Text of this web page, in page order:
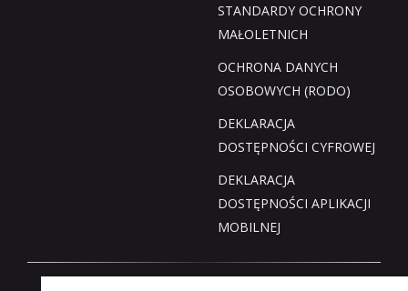
STANDARDY OCHRONY
MAŁOLETNICH
OCHRONA DANYCH
OSOBOWYCH (RODO)
DEKLARACJA
DOSTĘPNOŚCI CYFROWEJ
DEKLARACJA
DOSTĘPNOŚCI APLIKACJI
MOBILNEJ